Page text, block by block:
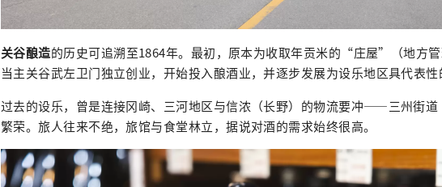
关谷酿造的历史可追溯至1864年。最初，原本为收取年贡米的“庄屋”（地方
当主关谷武左卫门独立创业，开始投入酿酒业，并逐步发展为设乐地区具代表性
过去的设乐，曾是连接冈崎、三河地区与信浓（长野）的物流要冲——三州街道
繁荣。旅人往来不绝，旅馆与食堂林立，据说对酒的需求始终很高。